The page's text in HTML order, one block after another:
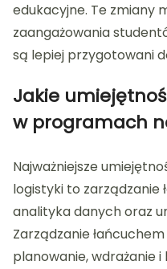
edukacyjne. Te zmiany
zaangażowania
są lepiej przygotowani
Jakie
w programach
Najważniejsze
logistyki to zarządzanie
analityka danych oraz
Zarządzanie
planowanie, wdrażanie